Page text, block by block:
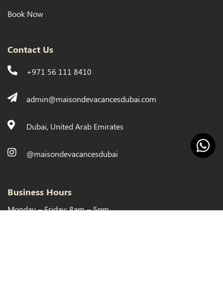
Book Now
Contact Us
+971 56 111 8410
admin@maisondevacancesdubai.com
Dubai, United Arab Emirates
@maisondevacancesdubai
Business Hours
Monday – Friday: 8am – 5pm